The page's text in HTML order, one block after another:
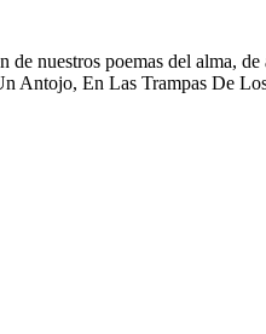
nuestros poemas del alma,
Antojo, En Las Trampas De